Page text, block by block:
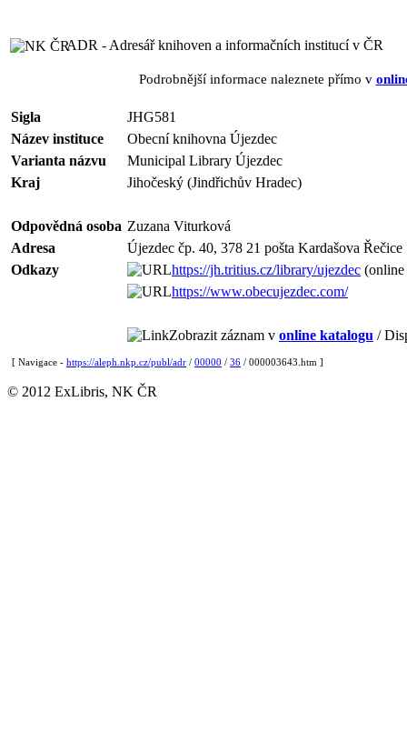
ADR - Adresář knihoven a informačních institucí v ČR
Podrobnější informace naleznete přímo v
Sigla
JHG581
Název instituce
Obecní knihovna Újezdec
Varianta názvu
Municipal Library Újezdec
Kraj
Jihočeský (Jindřichův Hradec)
Odpovědná osoba Zuzana Viturková
Adresa
Újezdec čp. 40, 378 21 pošta Kardašova Řečice
Odkazy
https://jh.tritius.cz/library/ujezdec (online
https://www.obecujezdec.com/
Zobrazit záznam v online katalogu /
[ Navigace - https://aleph.nkp.cz/publ/adr / 00000 / 36 / 000003643.htm ]
© 2012 ExLibris, NK ČR